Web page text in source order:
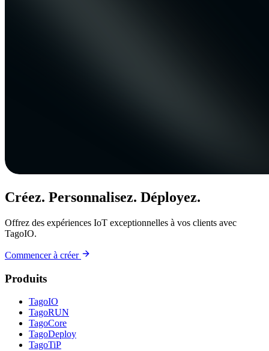
Créez. Personnalisez. Déployez.
Offrez des expériences IoT exceptionnelles à vos clients avec
TagoIO.
Commencer à créer
Produits
TagoIO
TagoRUN
TagoCore
TagoDeploy
TagoTiP